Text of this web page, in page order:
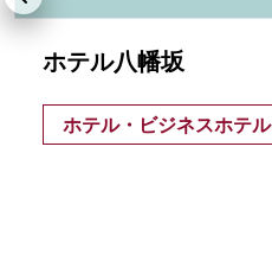
ホテル八幡坂
ホテル・ビジネスホテル